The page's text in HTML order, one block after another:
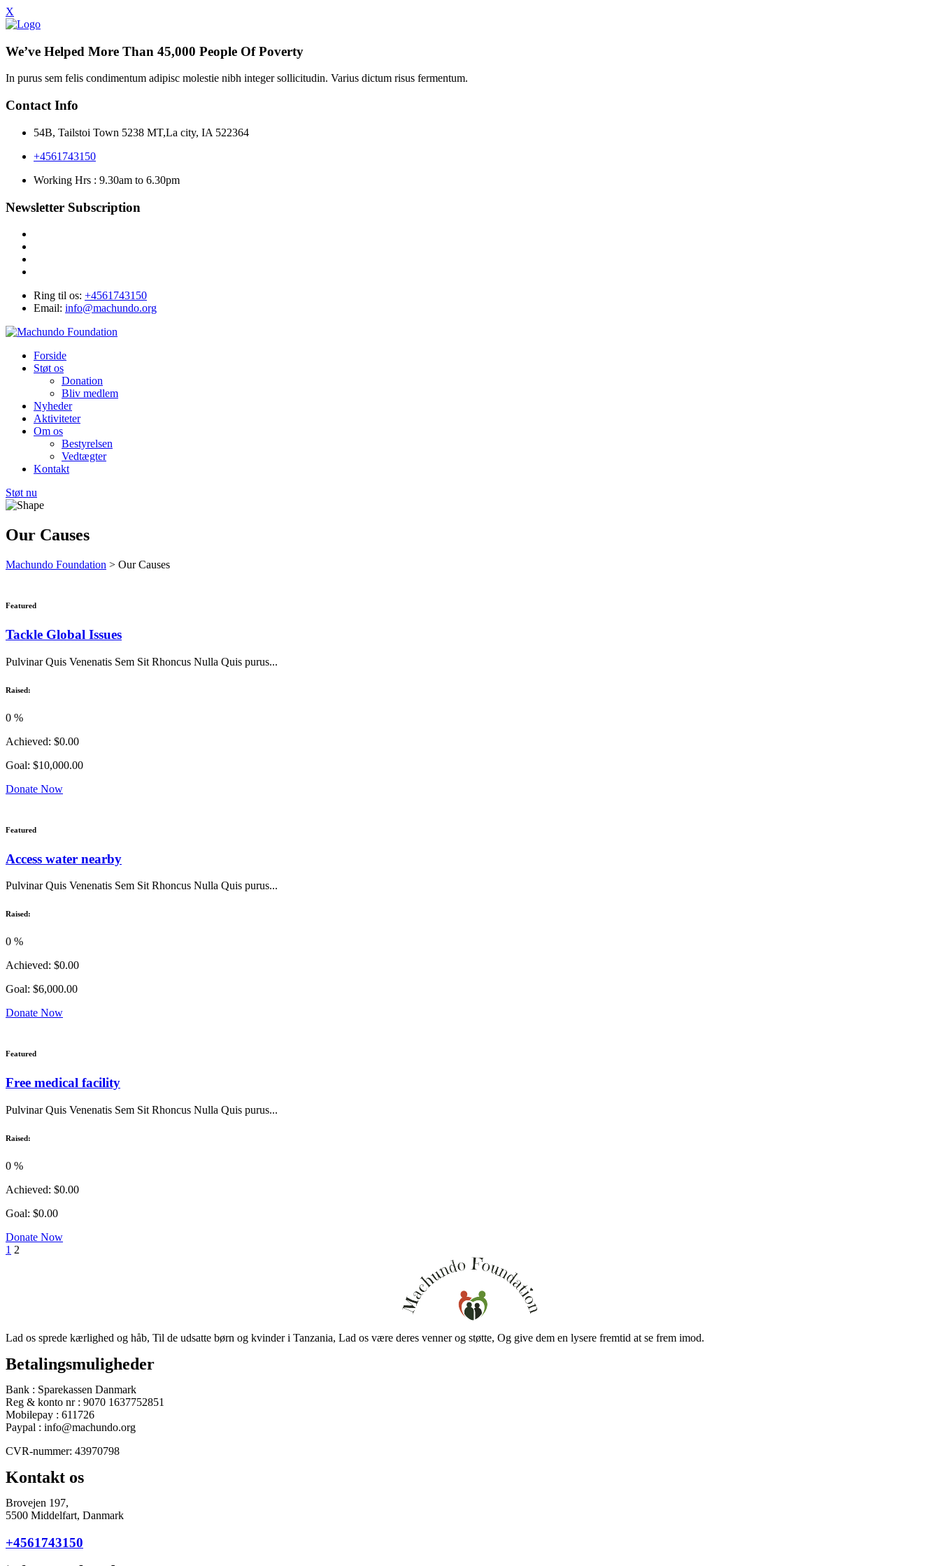
X
We’ve Helped More Than 45,000 People Of Poverty
In purus sem felis condimentum adipisc molestie nibh integer sollicitudin. Varius dictum risus fermentum.
Contact Info
54B, Tailstoi Town 5238 MT,La city, IA 522364
+4561743150
Working Hrs : 9.30am to 6.30pm
Newsletter Subscription
Ring til os: +4561743150
Email: info@machundo.org
Forside
Støt os
Donation
Bliv medlem
Nyheder
Aktiviteter
Om os
Bestyrelsen
Vedtægter
Kontakt
Støt nu
Our Causes
Machundo Foundation > Our Causes
Featured
Tackle Global Issues
Pulvinar Quis Venenatis Sem Sit Rhoncus Nulla Quis purus...
Raised:
0 %
Achieved: $0.00
Goal: $10,000.00
Donate Now
Featured
Access water nearby
Pulvinar Quis Venenatis Sem Sit Rhoncus Nulla Quis purus...
Raised:
0 %
Achieved: $0.00
Goal: $6,000.00
Donate Now
Featured
Free medical facility
Pulvinar Quis Venenatis Sem Sit Rhoncus Nulla Quis purus...
Raised:
0 %
Achieved: $0.00
Goal: $0.00
Donate Now
1 2
Lad os sprede kærlighed og håb, Til de udsatte børn og kvinder i Tanzania, Lad os være deres venner og støtte, Og give dem en lysere fremtid at se frem imod.
Betalingsmuligheder
Bank : Sparekassen Danmark
Reg & konto nr : 9070 1637752851
Mobilepay : 611726
Paypal : info@machundo.org
CVR-nummer: 43970798
Kontakt os
Brovejen 197,
5500 Middelfart, Danmark
+4561743150